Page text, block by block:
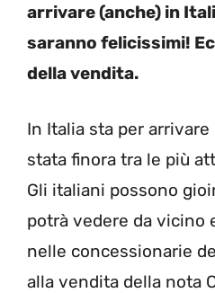
arrivare (anche) in
saranno felicissimi!
della vendita.
In Italia sta per
stata finora tra le più
Gli italiani possono
potrà vedere da vicino
nelle concessionarie
alla vendita della nota